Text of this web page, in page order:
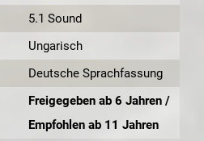
5.1 Sound
Ungarisch
Deutsche Sprachfassung
Freigegeben ab 6 Jahren /
Empfohlen ab 11 Jahren